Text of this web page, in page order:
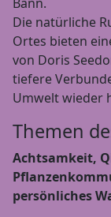
Die natürliche
Ortes bieten
von Doris
tiefere
Umwelt wieder
Themen
Achtsamkeit,
persönliches